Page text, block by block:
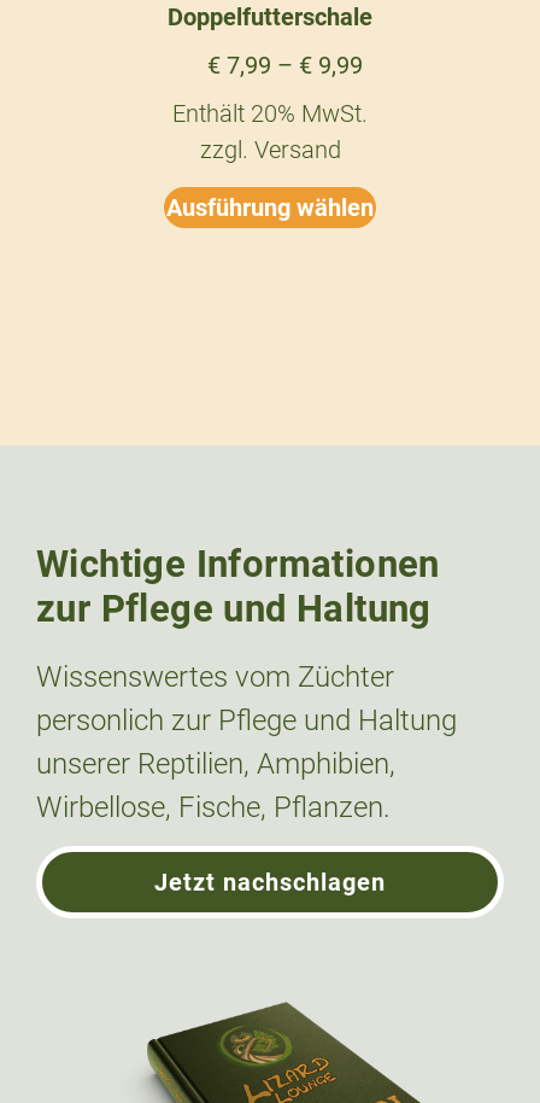
Doppelfutterschale
€ 7,99 – € 9,99
Enthält 20% MwSt.
zzgl. Versand
Ausführung wählen
Wichtige Informationen
zur Pflege und Haltung
Wissenswertes vom Züchter
personlich zur Pflege und Haltung
unserer Reptilien, Amphibien,
Wirbellose, Fische, Pflanzen.
Jetzt nachschlagen